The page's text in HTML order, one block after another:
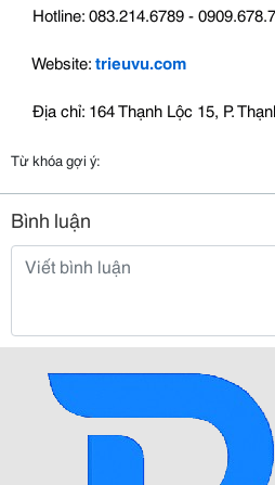
Hotline: 083.214.6789 -
Website:trieuvu.com
Địa chỉ: 164 Thạnh Lộc 15, P.
Từ khóa gợi ý:
Bình luận